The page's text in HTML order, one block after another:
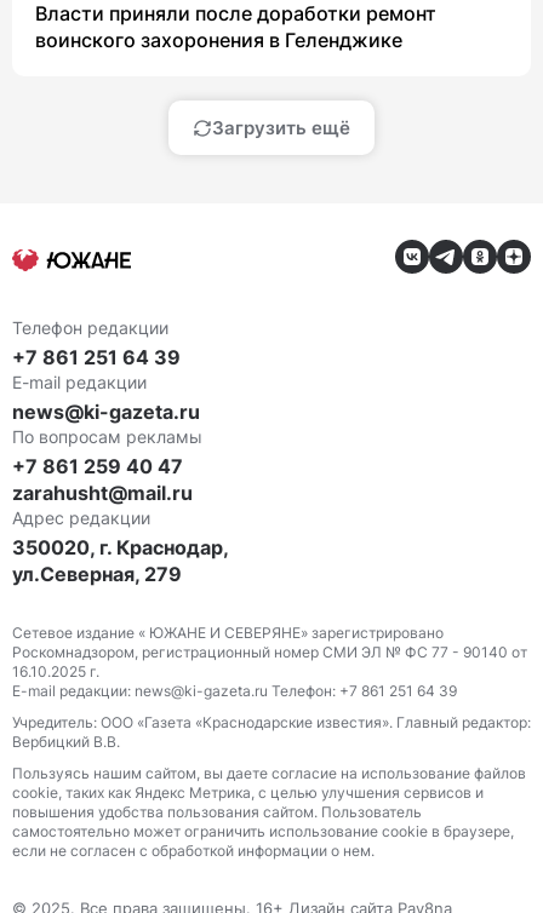
Власти приняли после доработки ремонт
воинского захоронения в Геленджике
Загрузить ещё
Телефон редакции
+7 861 251 64 39
E-mail редакции
news@ki-gazeta.ru
По вопросам рекламы
+7 861 259 40 47
zarahusht@mail.ru
Адрес редакции
350020, г. Краснодар,
ул.Северная, 279
Сетевое издание « ЮЖАНЕ И СЕВЕРЯНЕ» зарегистрировано
Роскомнадзором, регистрационный номер СМИ ЭЛ № ФС 77 - 90140 от
16.10.2025 г.
E-mail редакции: news@ki-gazeta.ru Телефон: +7 861 251 64 39
Учредитель: ООО «Газета «Краснодарские известия». Главный редактор:
Вербицкий В.В.
Пользуясь нашим сайтом, вы даете согласие на использование файлов
сооkіе, таких как Яндекс Метрика, с целью улучшения сервисов и
повышения удобства пользования сайтом. Пользователь
самостоятельно может ограничить использование сооkіе в браузере,
если не согласен с обработкой информации о нем.
© 2025. Все права защищены. 16+ Дизайн сайта Pav8na